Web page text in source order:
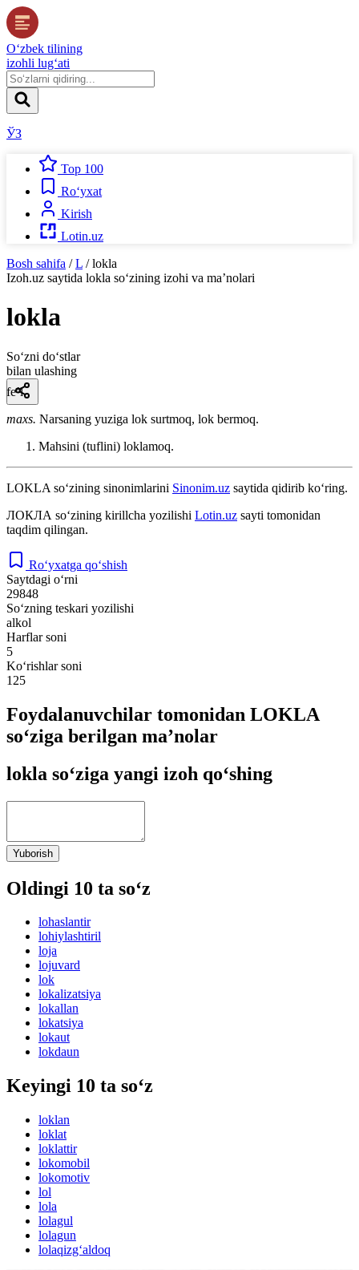
O‘zbek tilining
izohli lug‘ati
ЎЗ
Top 100
Ro‘yxat
Kirish
Lotin.uz
Bosh sahifa / L / lokla
Izoh.uz saytida lokla so‘zining izohi va ma’nolari
lokla
So‘zni do‘stlar
bilan ulashing
fe’l
maxs. Narsaning yuziga lok surtmoq, lok bermoq.
Mahsini (tuflini) loklamoq.
LOKLA so‘zining sinonimlarini Sinonim.uz saytida qidirib ko‘ring.
ЛОКЛА so‘zining kirillcha yozilishi Lotin.uz sayti tomonidan
taqdim qilingan.
Ro‘yxatga qo‘shish
Saytdagi o‘rni
29848
So‘zning teskari yozilishi
alkol
Harflar soni
5
Ko‘rishlar soni
125
Foydalanuvchilar tomonidan LOKLA
so‘ziga berilgan ma’nolar
lokla so‘ziga yangi izoh qo‘shing
Yuborish
Oldingi 10 ta so‘z
lohaslantir
lohiylashtiril
loja
lojuvard
lok
lokalizatsiya
lokallan
lokatsiya
lokaut
lokdaun
Keyingi 10 ta so‘z
loklan
loklat
loklattir
lokomobil
lokomotiv
lol
lola
lolagul
lolagun
lolaqizg‘aldoq